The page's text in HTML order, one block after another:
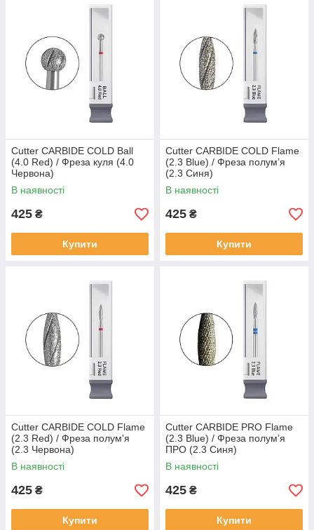
Cutter CARBIDE COLD Ball
(4.0 Red) / Фреза куля (4.0
Червона)
В наявності
425 ₴
Купити
Cutter CARBIDE COLD Flame
(2.3 Blue) / Фреза полумʼя
(2.3 Синя)
В наявності
425 ₴
Купити
Cutter CARBIDE COLD Flame
(2.3 Red) / Фреза полумʼя
(2.3 Червона)
В наявності
425 ₴
Купити
Cutter CARBIDE PRO Flame
(2.3 Blue) / Фреза полумʼя
ПРО (2.3 Синя)
В наявності
425 ₴
Купити